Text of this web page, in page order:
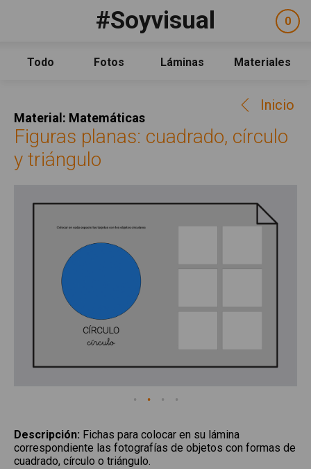
#Soyvisual
Todo
Fotos Láminas Materiales
0
Material: Matemáticas
Inicio
Figuras planas: cuadrado, círculo
y triángulo
Descripción: Fichas para colocar en su lámina
correspondiente las fotografías de objetos con formas de
cuadrado, círculo o triángulo.
FacebookYouTubeTwitter
Qué es #Soyvisual
Guía de uso
Contacto
Política de uso
Créditos